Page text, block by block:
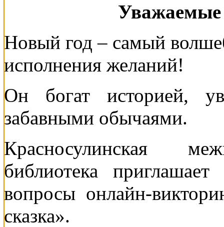
Уважаемые
Новый год – самый
исполнения желаний!
Он богат историей,
забавными обычаями.
Красносулинская
библиотека
вопросы онлайн-
сказка».